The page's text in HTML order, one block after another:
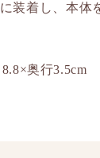
装着し、本
奥行3.5cm